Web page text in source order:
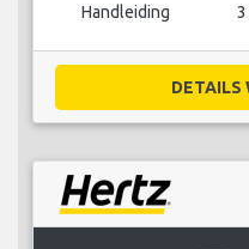
Handleiding
DETAILS